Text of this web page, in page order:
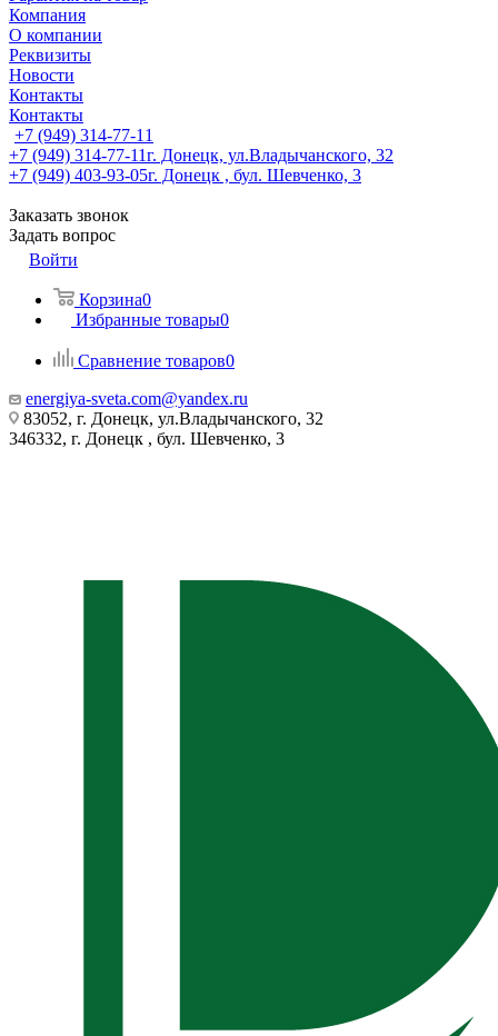
Компания
О компании
Реквизиты
Новости
Контакты
Контакты
+7 (949) 314-77-11
+7 (949) 314-77-11г. Донецк, ул.Владычанского, 32
+7 (949) 403-93-05г. Донецк , бул. Шевченко, 3
Заказать звонок
Задать вопрос
Войти
Корзина0
Избранные товары0
Сравнение товаров0
energiya-sveta.com@yandex.ru
83052, г. Донецк, ул.Владычанского, 32
346332, г. Донецк , бул. Шевченко, 3